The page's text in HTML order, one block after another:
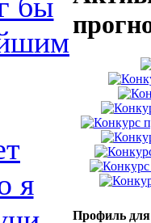
я
Профиль для